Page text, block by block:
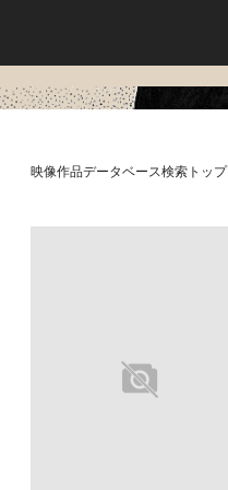
映像作品データベース検索トップ